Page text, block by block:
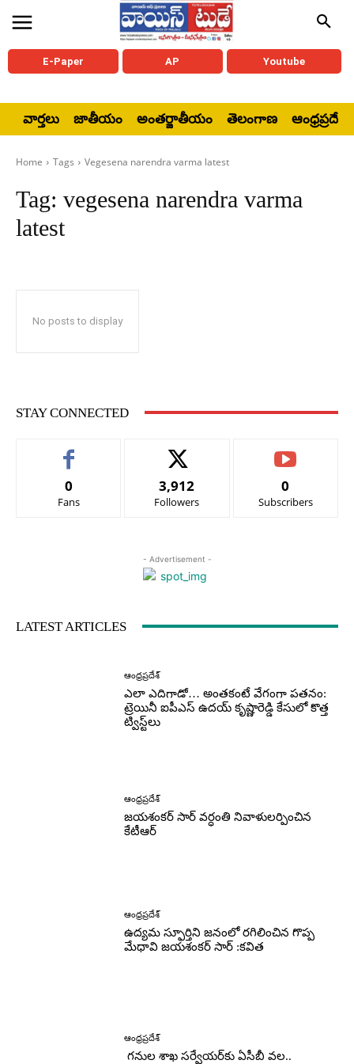
E-Paper AP Youtube
వార్తలు జాతీయం అంతర్జాతీయం తెలంగాణ ఆంధ్రప్రదేశ్
Home Tags Vegesena narendra varma latest
Tag: vegesena narendra varma
latest
No posts to display
STAY CONNECTED
0
Fans
3,912
Followers
0
Subscribers
- Advertisement -
LATEST ARTICLES
ఆంధ్రప్రదేశ్
ఎలా ఎదిగాడో… అంతకంటే వేగంగా పతనం:
ట్రెయినీ ఐపీఎస్ ఉదయ్ కృష్ణారెడ్డి కేసులో కొత్త
ట్విస్ట్‌లు
ఆంధ్రప్రదేశ్
జయశంకర్ సార్ వర్ధంతి నివాళులర్పించిన
కేటీఆర్
ఆంధ్రప్రదేశ్
ఉద్యమ స్ఫూర్తిని జనంలో రగిలించిన గొప్ప
మేధావి జయశంకర్ సార్ :కవిత
ఆంధ్రప్రదేశ్
గనుల శాఖ సర్వేయర్‌కు ఏసీబీ వల..